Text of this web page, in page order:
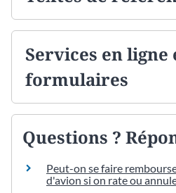
Services en ligne
formulaires
Questions ?
Peut-on se faire
d'avion si on rate ou